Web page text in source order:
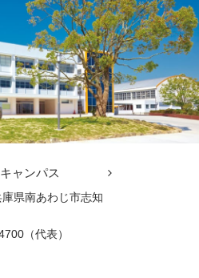
ャンパス
県南あわじ市志知
（代表）